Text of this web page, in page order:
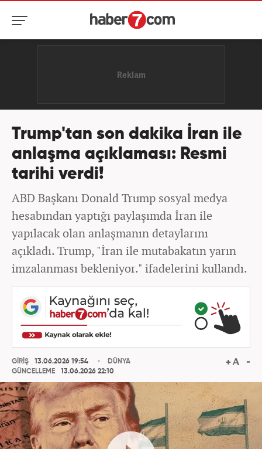
Trump'tan son dakika İran ile
anlaşma açıklaması: Resmi
tarihi verdi!
ABD Başkanı Donald Trump sosyal medya
hesabından yaptığı paylaşımda İran ile
yapılacak olan anlaşmanın detaylarını
açıkladı. Trump, "İran ile mutabakatın yarın
imzalanması bekleniyor." ifadelerini kullandı.
GİRİŞ
13.06.2026 19:54
GÜNCELLEME
13.06.2026 22:10
DÜNYA